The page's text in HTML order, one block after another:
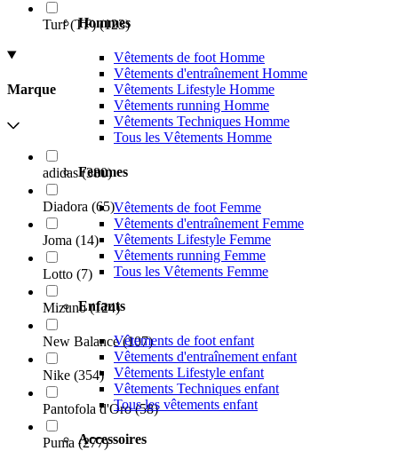
Hommes
Vêtements de foot Homme
Vêtements d'entraînement Homme
Vêtements Lifestyle Homme
Vêtements running Homme
Vêtements Techniques Homme
Tous les Vêtements Homme
Femmes
Vêtements de foot Femme
Vêtements d'entraînement Femme
Vêtements Lifestyle Femme
Vêtements running Femme
Tous les Vêtements Femme
Enfants
Vêtements de foot enfant
Vêtements d'entraînement enfant
Vêtements Lifestyle enfant
Vêtements Techniques enfant
Tous les vêtements enfant
Accessoires
Turf (TF) (123)
Marque
adidas (380)
Diadora (65)
Joma (14)
Lotto (7)
Mizuno (124)
New Balance (107)
Nike (354)
Pantofola d'Oro (58)
Puma (277)